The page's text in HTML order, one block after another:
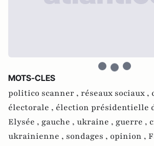
MOTS-CLES
politico scanner , réseaux sociaux ,
électorale , élection présidentielle
Elysée , gauche , ukraine , guerre ,
ukrainienne , sondages , opinion ,